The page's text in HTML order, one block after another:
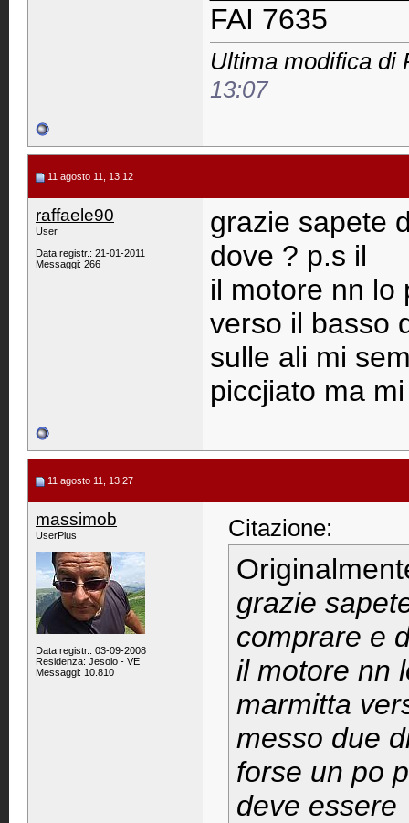
FAI 7635
Ultima modifica di
13:07
11 agosto 11, 13:12
raffaele90
User
Data registr.: 21-01-2011
Messaggi: 266
grazie sapete
dove ? p.s il
il motore nn lo
verso il basso
sulle ali mi
piccjiato ma
11 agosto 11, 13:27
massimob
UserPlus
Data registr.: 03-09-2008
Residenza: Jesolo - VE
Messaggi: 10.810
Citazione:
grazie
comprare e
il motore nn
marmitta
messo due
forse un po
deve essere